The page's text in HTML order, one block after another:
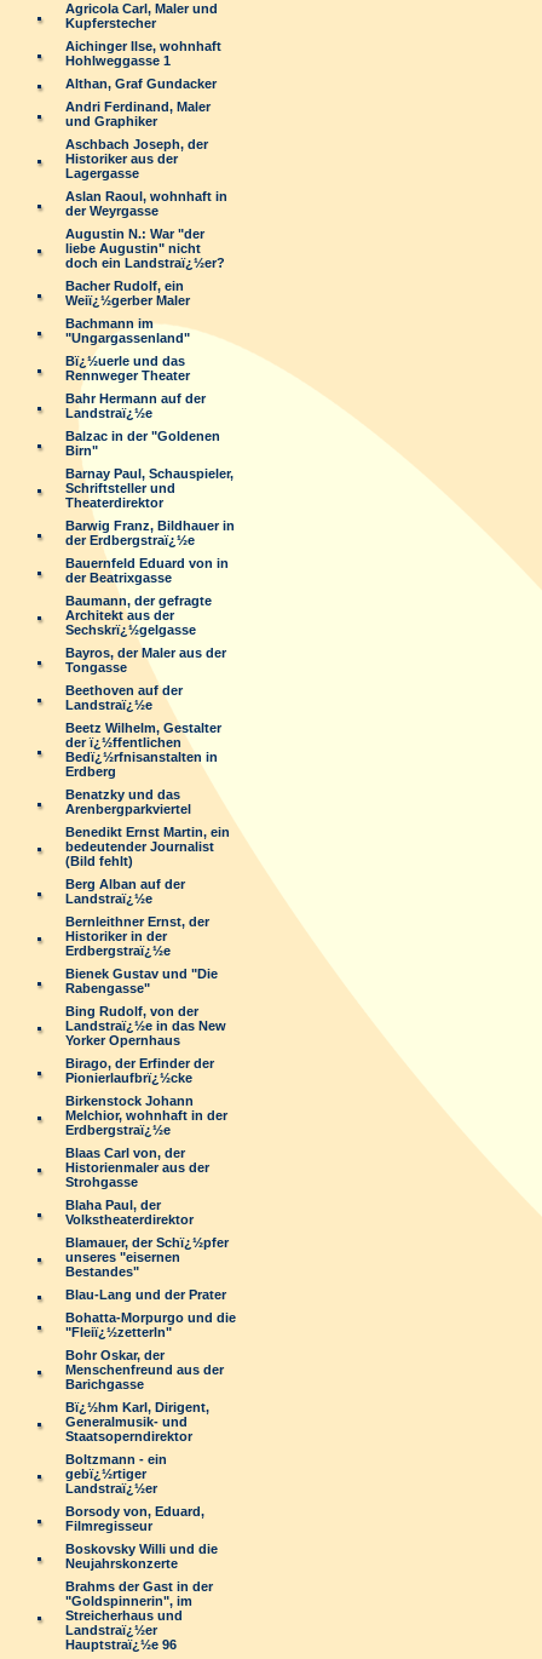
Agricola Carl, Maler und
Kupferstecher
Aichinger Ilse, wohnhaft
Hohlweggasse 1
Althan, Graf Gundacker
Andri Ferdinand, Maler
und Graphiker
Aschbach Joseph, der
Historiker aus der
Lagergasse
Aslan Raoul, wohnhaft in
der Weyrgasse
Augustin N.: War "der
liebe Augustin" nicht
doch ein Landstraï¿½er?
Bacher Rudolf, ein
Weiï¿½gerber Maler
Bachmann im
"Ungargassenland"
Bï¿½uerle und das
Rennweger Theater
Bahr Hermann auf der
Landstraï¿½e
Balzac in der "Goldenen
Birn"
Barnay Paul, Schauspieler,
Schriftsteller und
Theaterdirektor
Barwig Franz, Bildhauer in
der Erdbergstraï¿½e
Bauernfeld Eduard von in
der Beatrixgasse
Baumann, der gefragte
Architekt aus der
Sechskrï¿½gelgasse
Bayros, der Maler aus der
Tongasse
Beethoven auf der
Landstraï¿½e
Beetz Wilhelm, Gestalter
der ï¿½ffentlichen
Bedï¿½rfnisanstalten in
Erdberg
Benatzky und das
Arenbergparkviertel
Benedikt Ernst Martin, ein
bedeutender Journalist
(Bild fehlt)
Berg Alban auf der
Landstraï¿½e
Bernleithner Ernst, der
Historiker in der
Erdbergstraï¿½e
Bienek Gustav und "Die
Rabengasse"
Bing Rudolf, von der
Landstraï¿½e in das New
Yorker Opernhaus
Birago, der Erfinder der
Pionierlaufbrï¿½cke
Birkenstock Johann
Melchior, wohnhaft in der
Erdbergstraï¿½e
Blaas Carl von, der
Historienmaler aus der
Strohgasse
Blaha Paul, der
Volkstheaterdirektor
Blamauer, der Schï¿½pfer
unseres "eisernen
Bestandes"
Blau-Lang und der Prater
Bohatta-Morpurgo und die
"Fleiï¿½zetterln"
Bohr Oskar, der
Menschenfreund aus der
Barichgasse
Bï¿½hm Karl, Dirigent,
Generalmusik- und
Staatsoperndirektor
Boltzmann - ein
gebï¿½rtiger
Landstraï¿½er
Borsody von, Eduard,
Filmregisseur
Boskovsky Willi und die
Neujahrskonzerte
Brahms der Gast in der
"Goldspinnerin", im
Streicherhaus und
Landstraï¿½er
Hauptstraï¿½e 96